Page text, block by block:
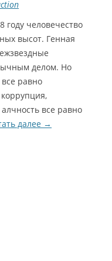
году человечество
высот. Генная
делом. Но
равно
все равно
далее →